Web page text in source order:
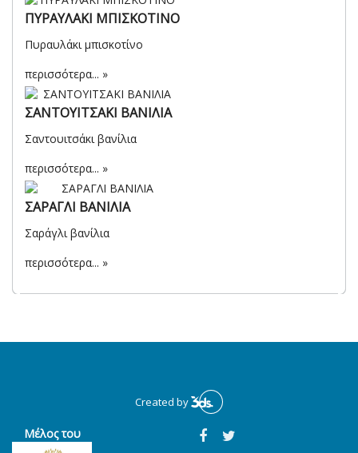
ΠΥΡΑΥΛΑΚΙ ΜΠΙΣΚΟΤΙΝΟ
Πυραυλάκι μπισκοτίνο
περισσότερα...
ΣΑΝΤΟΥΙΤΣΑΚΙ ΒΑΝΙΛΙΑ
Σαντουιτσάκι βανίλια
περισσότερα...
ΣΑΡΑΓΛΙ ΒΑΝΙΛΙΑ
Σαράγλι βανίλια
περισσότερα...
Created by
Μέλος του